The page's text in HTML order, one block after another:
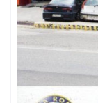
Διεύθυνση:
Περιφέρεια:
Τηλ.
Κινητό: